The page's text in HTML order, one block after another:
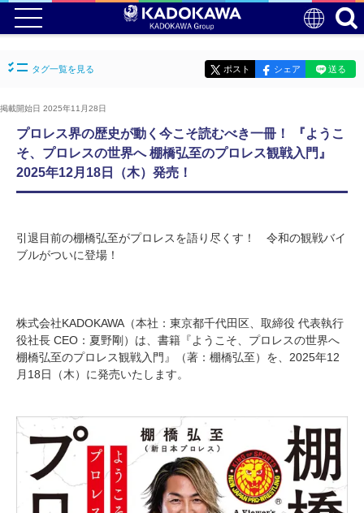
タグ一覧を見る ポスト シェア 送る
掲載開始日 2025年11月28日
プロレス界の歴史が動く今こそ読むべき一冊！ 『ようこ
そ、プロレスの世界へ 棚橋弘至のプロレス観戦入門』
2025年12月18日（木）発売！
引退目前の棚橋弘至がプロレスを語り尽くす！ 令和の観戦バイ
ブルがついに登場！
株式会社KADOKAWA（本社：東京都千代田区、取締役 代表執行
役社長 CEO：夏野剛）は、書籍『ようこそ、プロレスの世界へ
棚橋弘至のプロレス観戦入門』（著：棚橋弘至）を、2025年12
月18日（木）に発売いたします。